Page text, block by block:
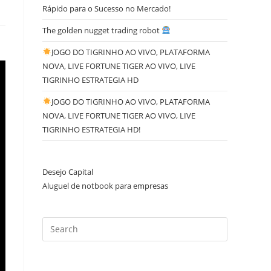
Rápido para o Sucesso no Mercado!
The golden nugget trading robot
JOGO DO TIGRINHO AO VIVO, PLATAFORMA
NOVA, LIVE FORTUNE TIGER AO VIVO, LIVE
TIGRINHO ESTRATEGIA HD
JOGO DO TIGRINHO AO VIVO, PLATAFORMA
NOVA, LIVE FORTUNE TIGER AO VIVO, LIVE
TIGRINHO ESTRATEGIA HD!
Desejo Capital
Aluguel de notbook para empresas